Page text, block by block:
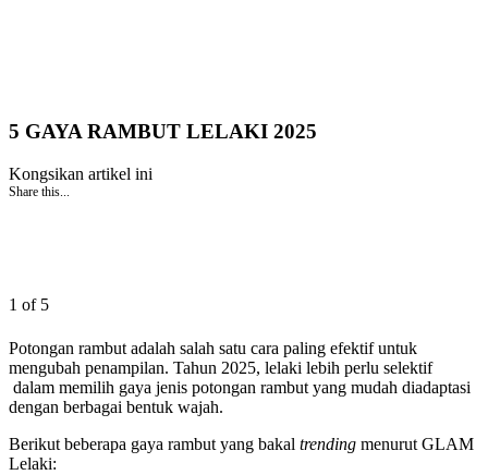
5 GAYA RAMBUT LELAKI 2025
Kongsikan artikel ini
Share this...
1 of 5
Potongan rambut adalah salah satu cara paling efektif untuk
mengubah penampilan. Tahun 2025, lelaki lebih perlu selektif
dalam memilih gaya jenis potongan rambut yang mudah diadaptasi
dengan berbagai bentuk wajah.
Berikut beberapa gaya rambut yang bakal trending menurut GLAM
Lelaki: